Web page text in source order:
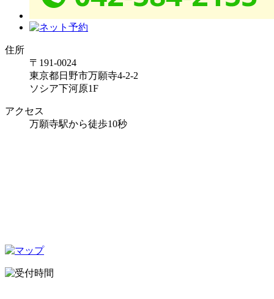
住所
〒191-0024
東京都日野市万願寺4-2-2
ソシア下河原1F
アクセス
万願寺駅から徒歩10秒